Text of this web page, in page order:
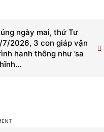
ngày mai, thứ Tư
7/2026, 3 con giáp vận
hanh thông như ’sa